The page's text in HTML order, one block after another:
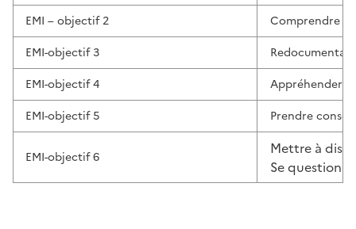
EMI – objectif 2
Comprendre
EMI-objectif 3
EMI-objectif 4
Appréhender
EMI-objectif 5
Prendre
EMI-objectif 6
Mettre à
Se